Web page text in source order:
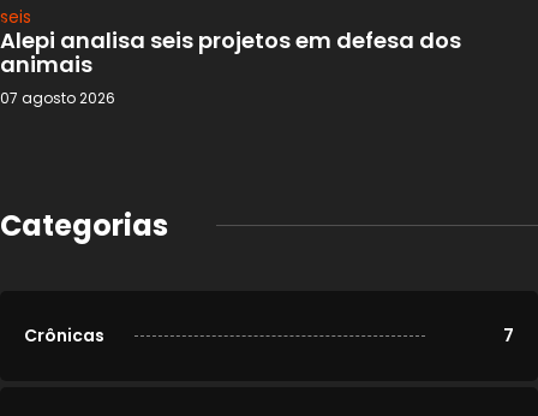
Alepi analisa seis projetos em defesa dos
animais
07 agosto 2026
Categorias
Crônicas 7